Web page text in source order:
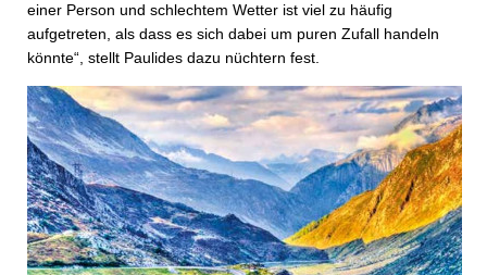
einer Person und schlechtem Wetter ist viel zu häufig
aufgetreten, als dass es sich dabei um puren Zufall handeln
könnte“, stellt Paulides dazu nüchtern fest.